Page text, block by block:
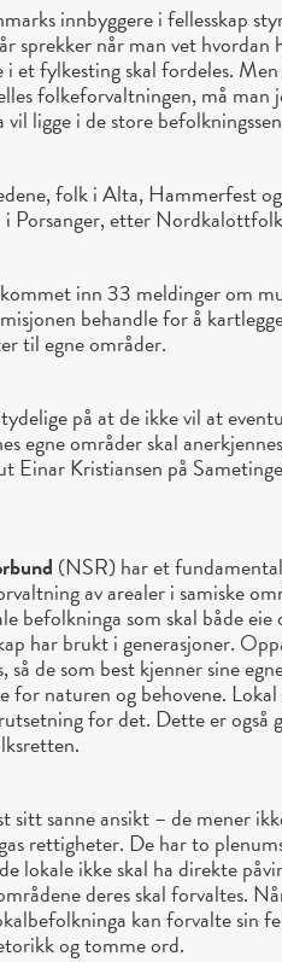
innbyggere i fellesskap
sprekker når man vet hvordan
et fylkesting skal fordeles. Men
folkeforvaltningen, må man
ligge i de store
folk i Alta, Hammerfest
i Porsanger, etter
inn 33 meldinger om
behandle for å
til egne områder.
tydelige på at de ikke vil at
egne områder skal
Einar Kristiansen på
(NSR) har et
av arealer i samiske
befolkninga som skal både
har brukt i generasjoner.
de som best kjenner sine
naturen og behovene. Lokal
for det. Dette er også
sitt sanne ansikt – de mener
rettigheter. De har to
lokale ikke skal ha direkte
deres skal forvaltes.
kan forvalte sin
og tomme ord.